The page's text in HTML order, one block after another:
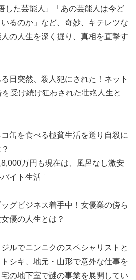
した芸能人」「あの芸能人は今ど
るのか」など、奇妙、キテレツな
の人生を深く掘り、真相を直撃す
日突然、殺人犯にされた！ネット
受け続け狂わされた壮絶人生と
缶を食べる極貧生活を送り自殺に
万円も現在は、風呂なし激安
イト生活！
グビジネス着手中！女優業の傍ら
優の人生とは？
ルでニンニクのスペシャリストと
シキ、地元・山形で意外な仕事を
の地下室で謎の事業を展開してい